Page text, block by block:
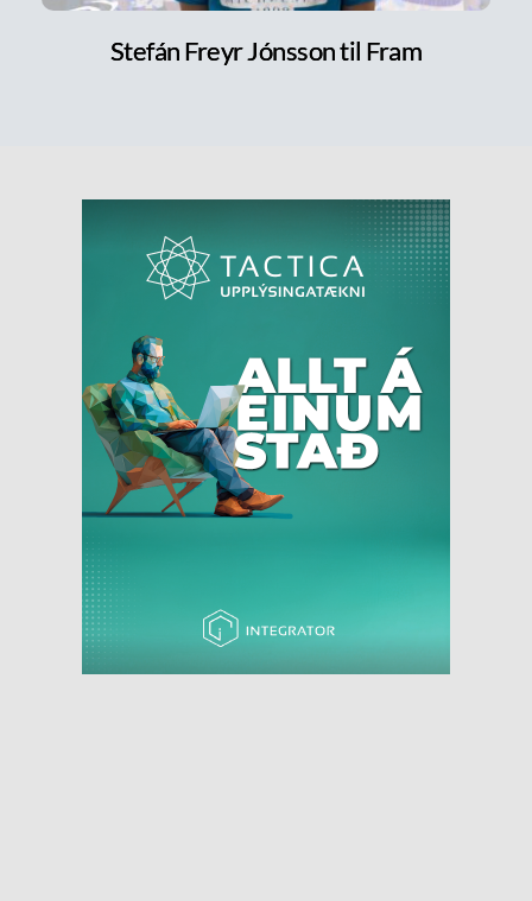
Stefán Freyr Jónsson til Fram